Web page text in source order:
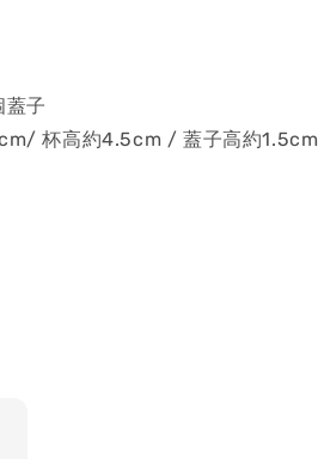
蓋子
杯高約4.5cm / 蓋子高約1.5cm